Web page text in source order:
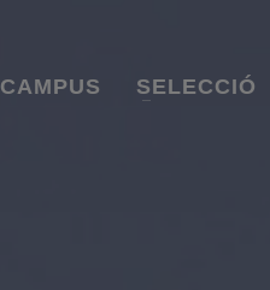
CAMPUS SELECCIÓ